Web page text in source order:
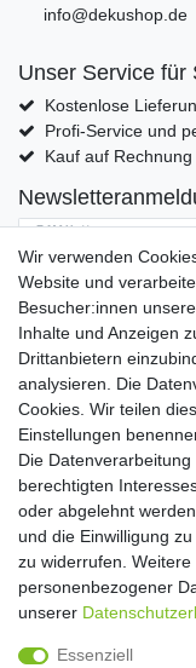
info@dekushop.de
Unser Service für
Kostenlose
Profi-Service und
Kauf auf
E-MAIL **
Hiermit bestätige ich, dass
Einwilligung kann ich
Widerrufs­recht
Wir verwenden
Website und
Besucher:innen
Inhalte und Anzeigen
Drittanbietern
analysieren. Die
Cookies. Wir teilen
Einstellungen
Die
berechtigten
oder abgelehnt
und die Einwilligung
zu widerrufen.
personenbezogener
unserer
Essenziell
Copyright 2016 |